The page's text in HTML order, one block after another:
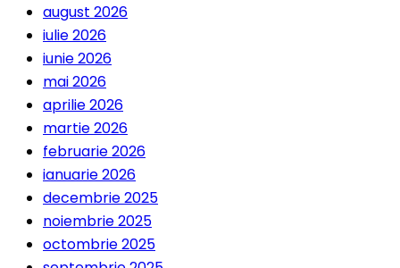
august 2026
iulie 2026
iunie 2026
mai 2026
aprilie 2026
martie 2026
februarie 2026
ianuarie 2026
decembrie 2025
noiembrie 2025
octombrie 2025